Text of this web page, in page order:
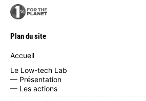
Plan du site
Accueil
Le Low-tech Lab
— Présentation
— Les actions